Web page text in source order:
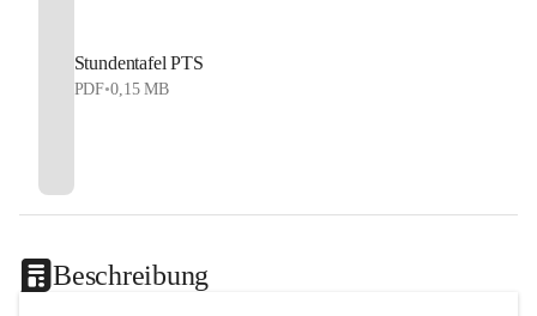
Stundentafel PTS
PDF•0,15 MB
Beschreibung